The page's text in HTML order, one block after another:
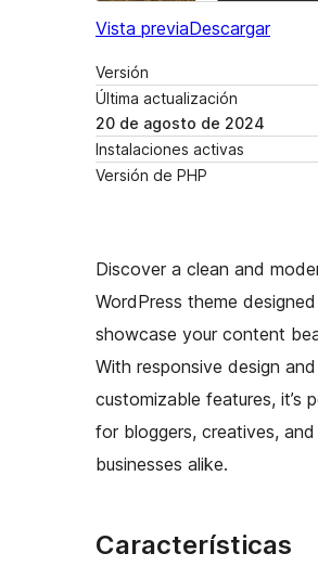
Vista previaDescargar
Versión
Última actualización
20 de agosto de 2024
Instalaciones activas
Versión de PHP
Discover a clean and
WordPress theme
showcase your content
With responsive design and
customizable features, it’s
for bloggers, creatives, and
businesses alike.
Características